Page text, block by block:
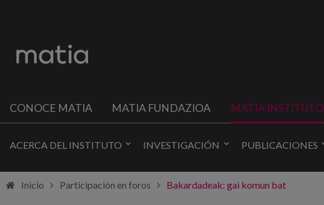
CONOCE MATIA MATIA FUNDAZIOA MATIA INSTITUTO
ACERCA DEL INSTITUTO INVESTIGACIÓN PUBLICACIONES
Inicio Participación en foros Bakardadeak: gai komun bat